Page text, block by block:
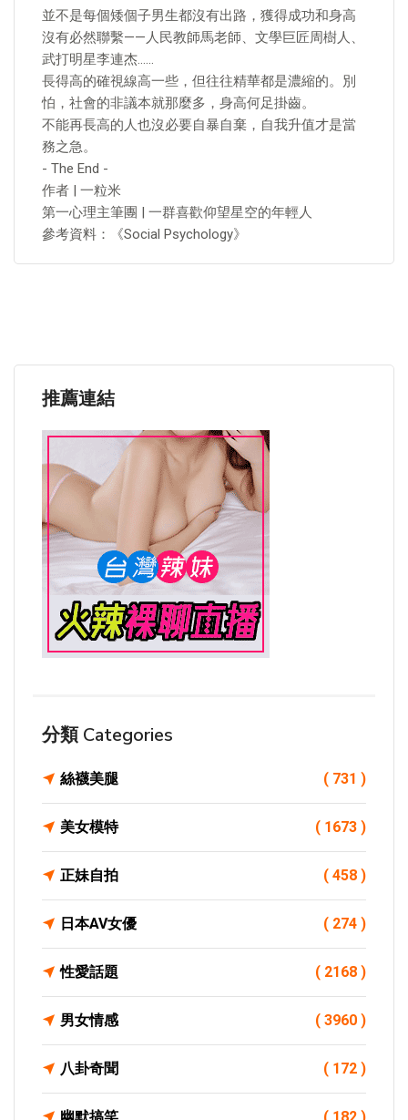
並不是每個矮個子男生都沒有出路，獲得成功和身高
沒有必然聯繫——人民教師馬老師、文學巨匠周樹人、
武打明星李連杰……
長得高的確視線高一些，但往往精華都是濃縮的。別
怕，社會的非議本就那麼多，身高何足掛齒。
不能再長高的人也沒必要自暴自棄，自我升值才是當
務之急。
- The End -
作者 | 一粒米
第一心理主筆團 | 一群喜歡仰望星空的年輕人
參考資料：《Social Psychology》
推薦連結
分類 Categories
絲襪美腿 ( 731 )
美女模特 ( 1673 )
正妹自拍 ( 458 )
日本AV女優 ( 274 )
性愛話題 ( 2168 )
男女情感 ( 3960 )
八卦奇聞 ( 172 )